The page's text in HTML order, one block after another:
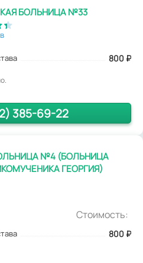
БОЛЬНИЦА №33
800 ₽
385-69-22
№4 (БОЛЬНИЦА
ГЕОРГИЯ)
Стоимость:
800 ₽